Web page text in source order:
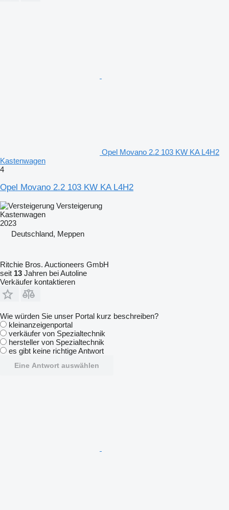
Opel Movano 2.2 103 KW KA L4H2
Kastenwagen
4
Opel Movano 2.2 103 KW KA L4H2
Versteigerung
Kastenwagen
2023
Deutschland, Meppen
Ritchie Bros. Auctioneers GmbH
seit 13 Jahren bei Autoline
Verkäufer kontaktieren
Wie würden Sie unser Portal kurz beschreiben?
kleinanzeigenportal
verkäufer von Spezialtechnik
hersteller von Spezialtechnik
es gibt keine richtige Antwort
Eine Antwort auswählen